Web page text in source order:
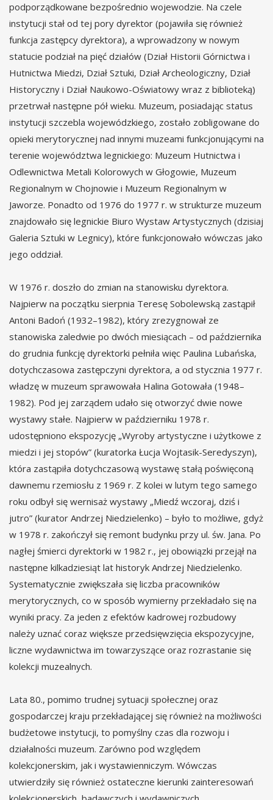
podporządkowane bezpośrednio wojewodzie. Na czele
instytucji stał od tej pory dyrektor (pojawiła się również
funkcja zastępcy dyrektora), a wprowadzony w nowym
statucie podział na pięć działów (Dział Historii Górnictwa i
Hutnictwa Miedzi, Dział Sztuki, Dział Archeologiczny, Dział
Historyczny i Dział Naukowo-Oświatowy wraz z biblioteką)
przetrwał następne pół wieku. Muzeum, posiadając status
instytucji szczebla wojewódzkiego, zostało zobligowane do
opieki merytorycznej nad innymi muzeami funkcjonującymi na
terenie województwa legnickiego: Muzeum Hutnictwa i
Odlewnictwa Metali Kolorowych w Głogowie, Muzeum
Regionalnym w Chojnowie i Muzeum Regionalnym w
Jaworze. Ponadto od 1976 do 1977 r. w strukturze muzeum
znajdowało się legnickie Biuro Wystaw Artystycznych (dzisiaj
Galeria Sztuki w Legnicy), które funkcjonowało wówczas jako
jego oddział.
W 1976 r. doszło do zmian na stanowisku dyrektora.
Najpierw na początku sierpnia Teresę Sobolewską zastąpił
Antoni Badoń (1932–1982), który zrezygnował ze
stanowiska zaledwie po dwóch miesiącach – od października
do grudnia funkcję dyrektorki pełniła więc Paulina Lubańska,
dotychczasowa zastępczyni dyrektora, a od stycznia 1977 r.
władzę w muzeum sprawowała Halina Gotowała (1948–
1982). Pod jej zarządem udało się otworzyć dwie nowe
wystawy stałe. Najpierw w październiku 1978 r.
udostępniono ekspozycję „Wyroby artystyczne i użytkowe z
miedzi i jej stopów” (kuratorka Łucja Wojtasik-Seredyszyn),
która zastąpiła dotychczasową wystawę stałą poświęconą
dawnemu rzemiosłu z 1969 r. Z kolei w lutym tego samego
roku odbył się wernisaż wystawy „Miedź wczoraj, dziś i
jutro” (kurator Andrzej Niedzielenko) – było to możliwe, gdyż
w 1978 r. zakończył się remont budynku przy ul. św. Jana. Po
nagłej śmierci dyrektorki w 1982 r., jej obowiązki przejął na
następne kilkadziesiąt lat historyk Andrzej Niedzielenko.
Systematycznie zwiększała się liczba pracowników
merytorycznych, co w sposób wymierny przekładało się na
wyniki pracy. Za jeden z efektów kadrowej rozbudowy
należy uznać coraz większe przedsięwzięcia ekspozycyjne,
liczne wydawnictwa im towarzyszące oraz rozrastanie się
kolekcji muzealnych.
Lata 80., pomimo trudnej sytuacji społecznej oraz
gospodarczej kraju przekładającej się również na możliwości
budżetowe instytucji, to pomyślny czas dla rozwoju i
działalności muzeum. Zarówno pod względem
kolekcjonerskim, jak i wystawienniczym. Wówczas
utwierdziły się również ostateczne kierunki zainteresowań